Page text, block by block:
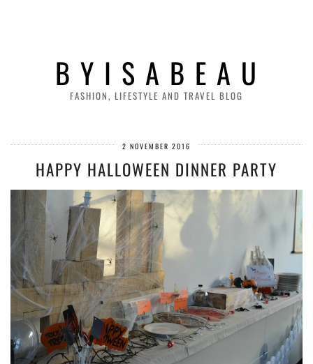
B Y I S A B E A U
FASHION, LIFESTYLE AND TRAVEL BLOG
2 NOVEMBER 2016
HAPPY HALLOWEEN DINNER PARTY